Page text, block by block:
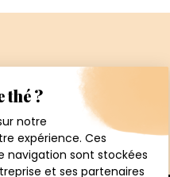
Paiement
sécurisé